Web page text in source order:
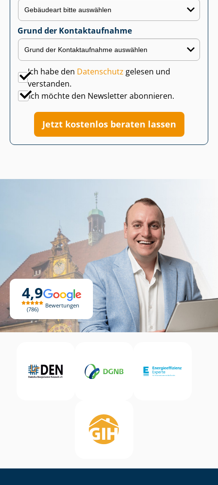
4,9
786
Bewertungen
Grund der Kontaktaufnahme
Ich habe den Datenschutz gelesen und
verstanden.
Ich möchte den Newsletter abonnieren.
Jetzt kostenlos beraten lassen